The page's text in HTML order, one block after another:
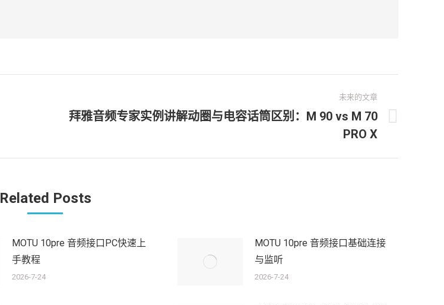
未来的文章
未
的
拜雅音频专家实例讲解动圈与电容话筒区别：M 90 vs M 70
PRO X
Related Posts
MOTU 10pre 音频接口PC快速上
手教程
2026-7-24
MOTU 10pre 音频接口基础连接
与监听
2026-7-24